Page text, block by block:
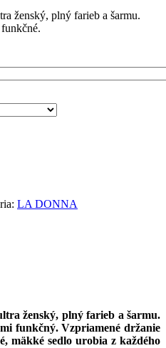
ženský, plný farieb a šarmu.
LA DONNA
ženský, plný farieb a šarmu.
funkčný. Vzpriamené držanie
mäkké sedlo urobia z každého